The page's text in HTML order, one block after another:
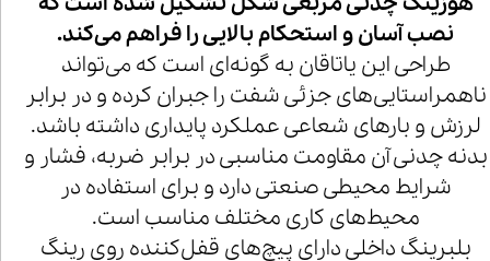
نصب آسان و استحکام بالایی را فراهم می‌کند.
طراحی این یاتاقان به گونه‌ای است که می‌تواند
ناهمراستایی‌های جزئی شفت را جبران کرده و در برابر
لرزش و بارهای شعاعی عملکرد پایداری داشته باشد.
بدنه چدنی آن مقاومت مناسبی در برابر ضربه، فشار و
شرایط محیطی صنعتی دارد و برای استفاده در
محیط‌های کاری مختلف مناسب است.
بلبرینگ داخلی دارای پیچ‌های قفل‌کننده روی رینگ